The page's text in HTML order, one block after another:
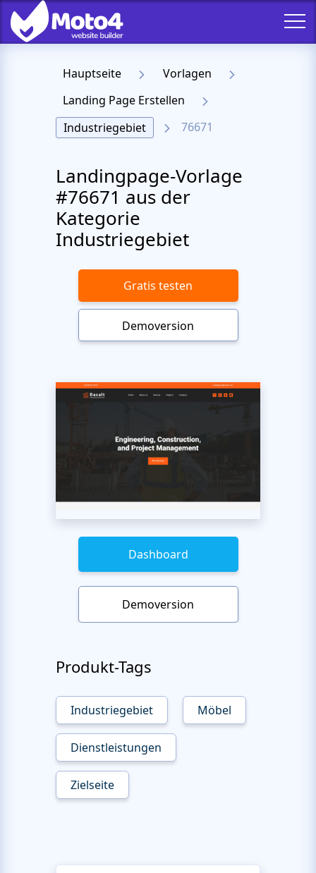
Hauptseite
Vorlagen
Landing Page Erstellen
Industriegebiet
76671
Landingpage-Vorlage
#76671 aus der
Kategorie
Industriegebiet
Gratis testen
Demoversion
Dashboard
Demoversion
Produkt-Tags
Industriegebiet Möbel
Dienstleistungen
Zielseite